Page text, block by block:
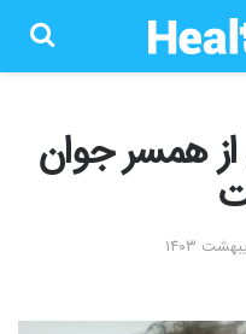
همسر جوان